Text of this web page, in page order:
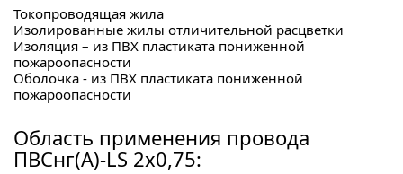
Токопроводящая жила
Изолированные жилы отличительной расцветки
Изоляция – из ПВХ пластиката пониженной
пожароопасности
Оболочка - из ПВХ пластиката пониженной
пожароопасности
Область применения провода
ПВСнг(А)-LS 2х0,75: